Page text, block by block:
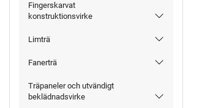
Fingerskarvat
konstruktionsvirke
Limträ
Fanerträ
Träpaneler och utvändigt
beklädnadsvirke